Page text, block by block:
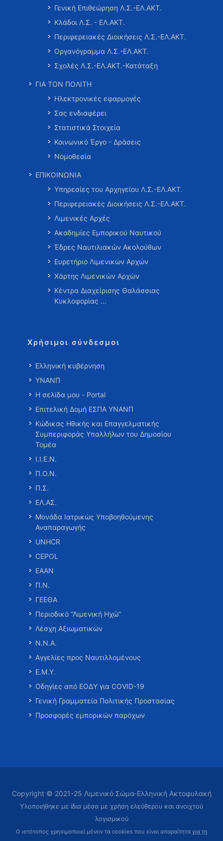
Γενική Επιθεώρηση Λ.Σ.-ΕΛ.ΑΚΤ.
Κλάδοι Λ.Σ. - ΕΛ.ΑΚΤ.
Περιφερειακές Διοικήσεις Λ.Σ.-ΕΛ.ΑΚΤ.
Οργανόγραμμα Λ.Σ.-ΕΛ.ΑΚΤ.
Σχολές Λ.Σ.-ΕΛ.ΑΚΤ.-Κατάταξη
ΓΙΑ ΤΟΝ ΠΟΛΙΤΗ
Ηλεκτρονικές εφαρμογές
Σας ενδιαφέρει
Στατιστικά Στοιχεία
Κοινωνικό Έργο - Δράσεις
Νομοθεσία
ΕΠΙΚΟΙΝΩΝΙΑ
Υπηρεσίες του Αρχηγείου Λ.Σ.-ΕΛ.ΑΚΤ.
Περιφερειακές Διοικήσεις Λ.Σ.-ΕΛ.ΑΚΤ.
Λιμενικές Αρχές
Ακαδημίες Εμπορικού Ναυτικού
Έδρες Ναυτιλιακών Ακολούθων
Ευρετήριο Λιμενικών Αρχών
Χάρτης Λιμενικών Αρχών
Κέντρα Διαχείρισης Θαλάσσιας
Κυκλοφορίας …
Χρήσιμοι σύνδεσμοι
Ελληνική κυβέρνηση
ΥΝΑΝΠ
Η σελίδα μου - Portal
Επιτελική Δομή ΕΣΠΑ ΥΝΑΝΠ
Κώδικας Ηθικής και Επαγγελματικής
Συμπεριφοράς Υπαλλήλων του Δημοσίου
Τομέα
Ι.Ι.Ε.Ν.
Π.Ο.Ν.
Π.Σ.
ΕΛ.ΑΣ.
Μονάδα Ιατρικώς Υποβοηθούμενης
Αναπαραγωγής
UNHCR
CEPOL
ΕΑΑΝ
Π.Ν.
ΓΕΕΘΑ
Περιοδικό “Λιμενική Ηχώ”
Λέσχη Αξιωματικών
Ν.Ν.Α.
Αγγελίες προς Ναυτιλλομένους
Ε.Μ.Υ.
Οδηγίες από ΕΟΔΥ για COVID-19
Γενική Γραμματεία Πολιτικής Προστασίας
Προσφορές εμπορικών παρόχων
Copyright © 2021-25 Λιμενικό Σώμα-Ελληνική Ακτοφυλακή
Υλοποιήθηκε με ίδια μέσα με χρήση ελεύθερου και ανοιχτού
λογισμικού
Ο ιστότοπος χρησιμοποιεί μόνον τα cookies που είναι απαραίτητα για τη